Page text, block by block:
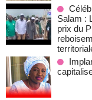
Salam :
prix du